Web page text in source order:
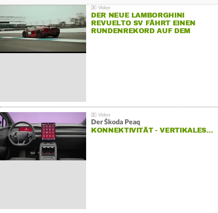
DER NEUE LAMBORGHINI
REVUELTO SV FÄHRT EINEN
RUNDENREKORD AUF DEM
Der Škoda Peaq
KONNEKTIVITÄT - VERTIKALES…